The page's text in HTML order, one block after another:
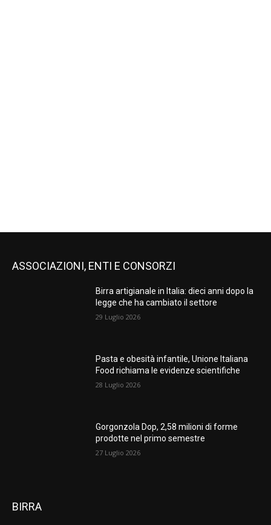
ASSOCIAZIONI, ENTI E CONSORZI
Birra artigianale in Italia: dieci anni dopo la
legge che ha cambiato il settore
29 Luglio 2026
Pasta e obesità infantile, Unione Italiana
Food richiama le evidenze scientifiche
28 Luglio 2026
Gorgonzola Dop, 2,58 milioni di forme
prodotte nel primo semestre
27 Luglio 2026
BIRRA